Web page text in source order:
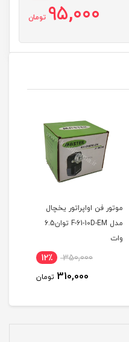
95,000 تومان
موتور فن اواپراتور یخچال
مدل F-61-10D-EM توان6.5
وات
350,000 12٪
310,000 تومان